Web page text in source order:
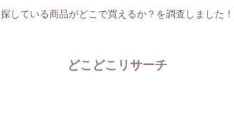
探している商品がどこで買えるか？を調査しました！
どこどこリサーチ